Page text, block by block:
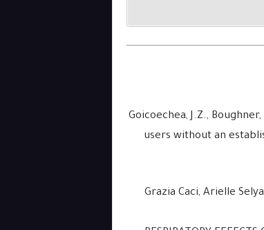
1 Goicoechea, J.Z.,
users without an
2 Grazia Caci, Arielle